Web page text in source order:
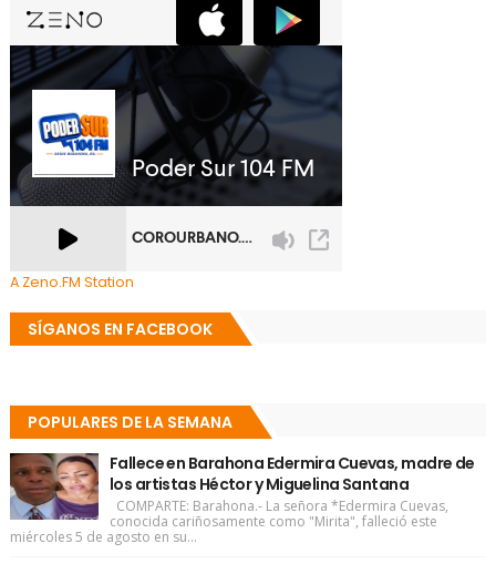
A Zeno.FM Station
SÍGANOS EN FACEBOOK
POPULARES DE LA SEMANA
Fallece en Barahona Edermira Cuevas, madre de
los artistas Héctor y Miguelina Santana
COMPARTE: Barahona.- La señora *Edermira Cuevas,
conocida cariñosamente como "Mirita", falleció este
miércoles 5 de agosto en su...